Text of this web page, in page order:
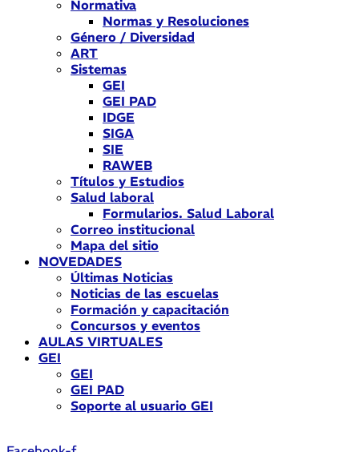
Normativa
Normas y Resoluciones
Género / Diversidad
ART
Sistemas
GEI
GEI PAD
IDGE
SIGA
SIE
RAWEB
Títulos y Estudios
Salud laboral
Formularios. Salud Laboral
Correo institucional
Mapa del sitio
NOVEDADES
Últimas Noticias
Noticias de las escuelas
Formación y capacitación
Concursos y eventos
AULAS VIRTUALES
GEI
GEI
GEI PAD
Soporte al usuario GEI